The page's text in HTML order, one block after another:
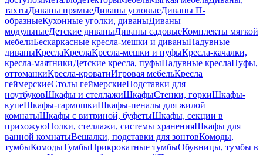
тахтыДиваны прямыеДиваны угловыеДиваны П-
образныеКухонные уголки, диваныДиваны
модульныеДетские диваныДиваны садовыеКомплекты мягкой
мебелиБескаркасные кресла-мешки и диваныНадувные
диваныКреслаКреслаКресла-мешки и пуфыКресла-качалки,
кресла-маятникиДетские кресла, пуфыНадувные креслаПуфы,
оттоманкиКресла-кроватиИгровая мебельКресла
геймерскиеСтолы геймерскиеПодставки для
ноутбуковШкафы и стеллажиШкафыСтенки, горкиШкафы-
купеШкафы-гармошкиШкафы-пеналы для жилой
комнатыШкафы с витриной, буфетыШкафы, секции в
прихожуюПолки, стеллажи, системы храненияШкафы для
ванной комнатыВешалки, подставки для зонтовКомоды,
тумбыКомодыТумбыПрикроватные тумбыОбувницы, тумбы в